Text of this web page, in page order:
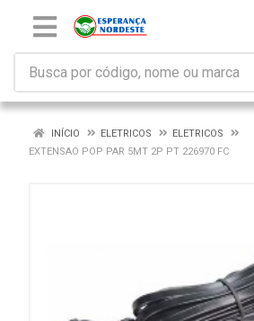
INÍCIO ELETRICOS
ELETRICOS
EXTENSAO POP PAR 5MT 2P PT 226970 FC